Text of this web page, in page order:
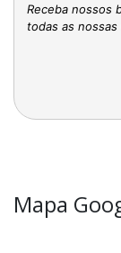
Receba nossos
todas as
Mapa